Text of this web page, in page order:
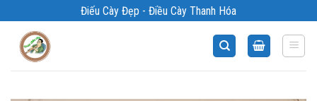
qua
Điếu Cày Đẹp - Điều Cày Thanh Hóa